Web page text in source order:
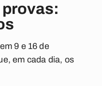
9 e 16 de
em cada dia, os